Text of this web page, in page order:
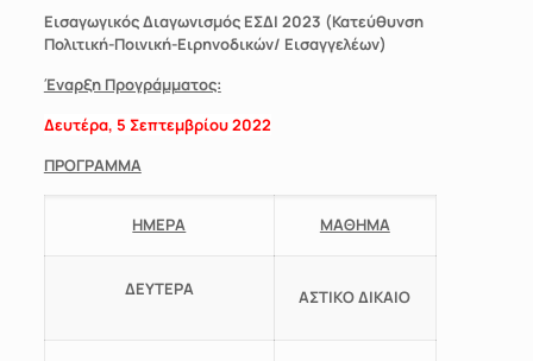
Εισαγωγικός Διαγωνισμός ΕΣΔΙ 2023 (Κατεύθυνση
Πολιτική-Ποινική-Ειρηνοδικών/ Εισαγγελέων)
Έναρξη Προγράμματος:
Δευτέρα, 5 Σεπτεμβρίου 2022
ΠΡΟΓΡΑΜΜΑ
ΗΜΕΡΑ ΜΑΘΗΜΑ
ΔΕΥΤΕΡΑ ΑΣΤΙΚΟ ΔΙΚΑΙΟ